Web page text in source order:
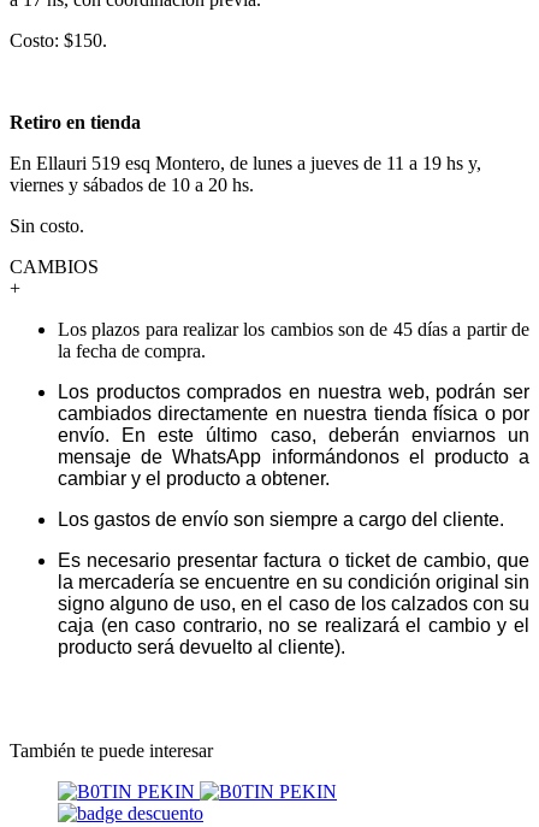
Costo: $150.
Retiro en tienda
En Ellauri 519 esq Montero, de lunes a jueves de 11 a 19 hs y,
viernes y sábados de 10 a 20 hs.
Sin costo.
CAMBIOS
+
Los plazos para realizar los cambios son de 45 días a partir de
la fecha de compra.
Los productos comprados en nuestra web, podrán ser
cambiados directamente en nuestra tienda física o por
envío. En este último caso, deberán enviarnos un
mensaje de WhatsApp informándonos el producto a
cambiar y el producto a obtener.
Los gastos de envío son siempre a cargo del cliente.
Es necesario presentar factura o ticket de cambio, que
la mercadería se encuentre en su condición original sin
signo alguno de uso, en el caso de los calzados con su
caja (en caso contrario, no se realizará el cambio y el
producto será devuelto al cliente).
También te puede interesar